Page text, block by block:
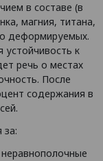
в составе (в
магния, титана,
деформируемых.
устойчивость к
речь о местах
После
содержания в
за: